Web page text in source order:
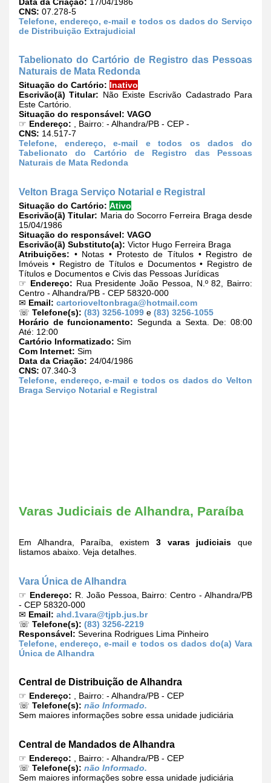
CNS: 07.278-5
Telefone, endereço, e-mail e todos os dados do Serviço
de Distribuição Extrajudicial
Tabelionato do Cartório de Registro das Pessoas
Naturais de Mata Redonda
Situação do Cartório: Inativo
Escrivão(ã) Titular: Não Existe Escrivão Cadastrado Para
Este Cartório.
Situação do responsável: VAGO
☞ Endereço: , Bairro: - Alhandra/PB - CEP -
CNS: 14.517-7
Telefone, endereço, e-mail e todos os dados do
Tabelionato do Cartório de Registro das Pessoas
Naturais de Mata Redonda
Velton Braga Serviço Notarial e Registral
Situação do Cartório: Ativo
Escrivão(ã) Titular: Maria do Socorro Ferreira Braga desde
15/04/1986
Situação do responsável: VAGO
Escrivão(ã) Substituto(a): Victor Hugo Ferreira Braga
Atribuições: • Notas • Protesto de Títulos • Registro de
Imóveis • Registro de Títulos e Documentos • Registro de
Títulos e Documentos e Civis das Pessoas Jurídicas
☞ Endereço: Rua Presidente João Pessoa, N.º 82, Bairro:
Centro - Alhandra/PB - CEP 58320-000
✉ Email: cartorioveltonbraga@hotmail.com
☏ Telefone(s): (83) 3256-1099 e (83) 3256-1055
Horário de funcionamento: Segunda a Sexta. De: 08:00
Até: 12:00
Cartório Informatizado: Sim
Com Internet: Sim
Data da Criação: 24/04/1986
CNS: 07.340-3
Telefone, endereço, e-mail e todos os dados do Velton
Braga Serviço Notarial e Registral
Varas Judiciais de Alhandra, Paraíba
Em Alhandra, Paraíba, existem 3 varas judiciais que
listamos abaixo. Veja detalhes.
Vara Única de Alhandra
☞ Endereço: R. João Pessoa, Bairro: Centro - Alhandra/PB
- CEP 58320-000
✉ Email: ahd.1vara@tjpb.jus.br
☏ Telefone(s): (83) 3256-2219
Responsável: Severina Rodrigues Lima Pinheiro
Telefone, endereço, e-mail e todos os dados do(a) Vara
Única de Alhandra
Central de Distribuição de Alhandra
☞ Endereço: , Bairro: - Alhandra/PB - CEP
☏ Telefone(s): não Informado.
Sem maiores informações sobre essa unidade judiciária
Central de Mandados de Alhandra
☞ Endereço: , Bairro: - Alhandra/PB - CEP
☏ Telefone(s): não Informado.
Sem maiores informações sobre essa unidade judiciária